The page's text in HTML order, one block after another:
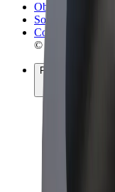
Obchodní
Soukromí
Cookies
© 2026 Bolt
Produkty